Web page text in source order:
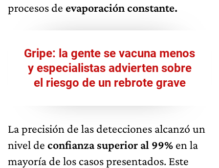
procesos de evaporación constante.
Gripe: la gente se vacuna menos
y especialistas advierten sobre
el riesgo de un rebrote grave
La precisión de las detecciones alcanzó un
nivel de confianza superior al 99% en la
mayoría de los casos presentados. Este